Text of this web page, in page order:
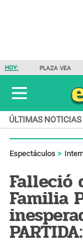
HOY: PLAZA VEA
ÚLTIMAS NOTICIAS
Espectáculos
Falleció
Familia